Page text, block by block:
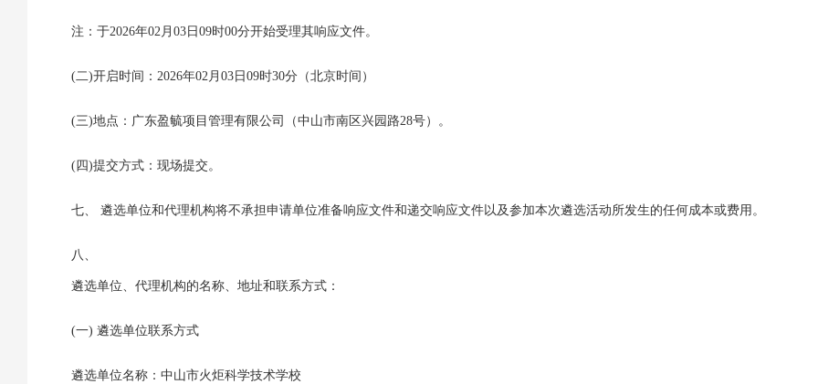
注：于2026年02月03日09时00分开始受理其响应文件。
(二)开启时间：2026年02月03日09时30分（北京时间）
(三)地点：广东盈毓项目管理有限公司（中山市南区兴园路28号）。
(四)提交方式：现场提交。
七、 遴选单位和代理机构将不承担申请单位准备响应文件和递交响应文件以及参加本次遴选活动所发生的任何成本或费用。
八、
遴选单位、代理机构的名称、地址和联系方式：
(一) 遴选单位联系方式
遴选单位名称：中山市火炬科学技术学校